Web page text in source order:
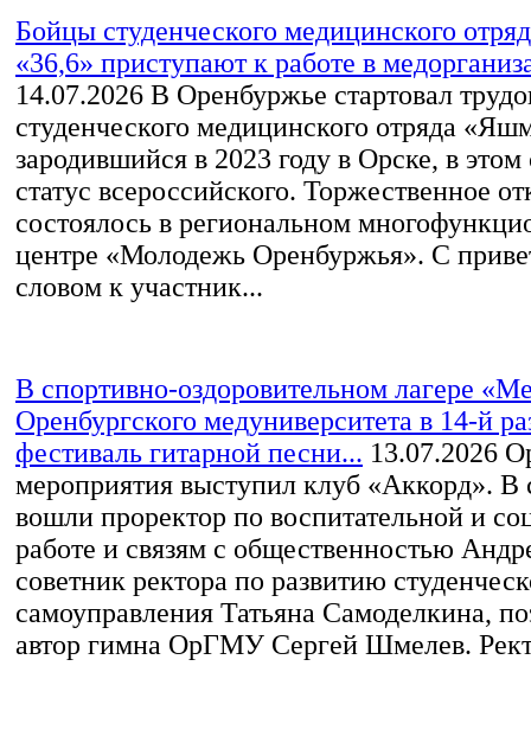
Бойцы студенческого медицинского
«36,6» приступают к работе в
14.07.2026 В Оренбуржье стартовал
студенческого медицинского отряда
зародившийся в 2023 году в Орске, в этом
статус всероссийского. Торжественное
состоялось в региональном
центре «Молодежь Оренбуржья». С
словом к участник...
В спортивно-оздоровительном лагере
Оренбургского медуниверситета в 14-й
фестиваль гитарной песни... 13.07.2026
мероприятия выступил клуб «Аккорд».
вошли проректор по воспитательной и
работе и связям с общественностью
советник ректора по развитию
самоуправления Татьяна Самоделкина,
автор гимна ОрГМУ Сергей Шмелев.